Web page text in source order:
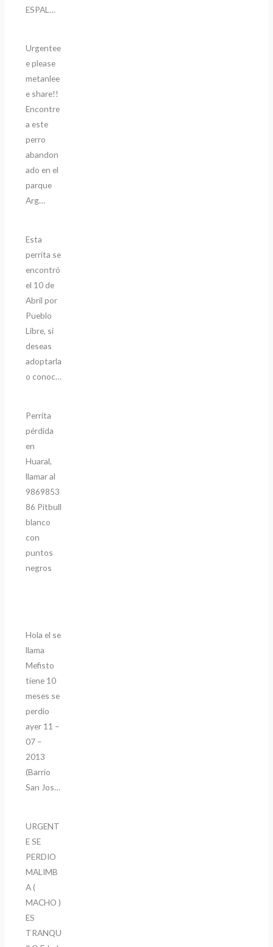
ESPAL…
Urgentee
e please
metanlee
e share!!
Encontre
a este
perro
abandon
ado en el
parque
Arg…
Esta
perrita se
encontró
el 10 de
Abril por
Pueblo
Libre, si
deseas
adoptarla
o conoc…
Perrita
pérdida
en
Huaral,
llamar al
9869853
86 Pitbull
blanco
con
puntos
negros
Hola el se
llama
Mefisto
tiene 10
meses se
perdio
ayer 11 –
07 –
2013
(Barrio
San Jos…
URGENT
E SE
PERDIO
MALIMB
A (
MACHO )
ES
TRANQU